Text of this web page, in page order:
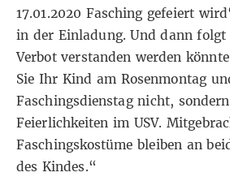
17.01.2020 Fasching gefeiert
in der Einladung. Und dann folgt
Verbot verstanden werden
Sie Ihr Kind am Rosenmontag
Faschingsdienstag nicht,
Feierlichkeiten im USV.
Faschingskostüme bleiben an
des Kindes.“